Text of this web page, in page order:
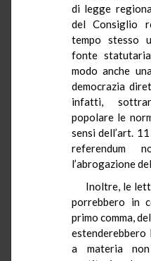
di legge
del Consiglio
tempo stesso
fonte
modo anche
democrazia
infatti,
popolare le
sensi dell’art.
referendum
l’abrogazione
Inoltre, le
porrebbero in
primo comma,
a materia